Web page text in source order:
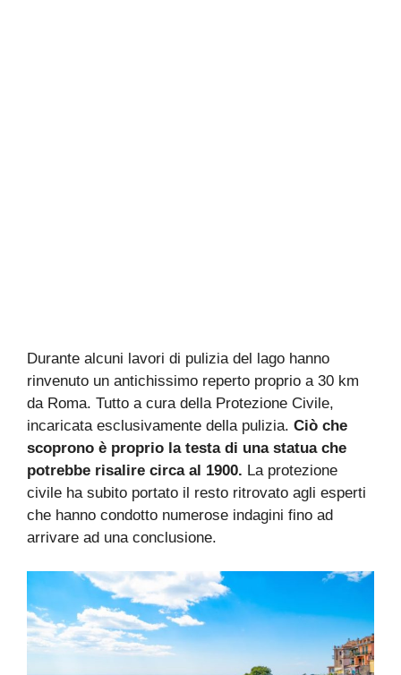
Durante alcuni lavori di pulizia del lago hanno
rinvenuto un antichissimo reperto proprio a 30 km
da Roma. Tutto a cura della Protezione Civile,
incaricata esclusivamente della pulizia. Ciò che
scoprono è proprio la testa di una statua che
potrebbe risalire circa al 1900. La protezione
civile ha subito portato il resto ritrovato agli esperti
che hanno condotto numerose indagini fino ad
arrivare ad una conclusione.